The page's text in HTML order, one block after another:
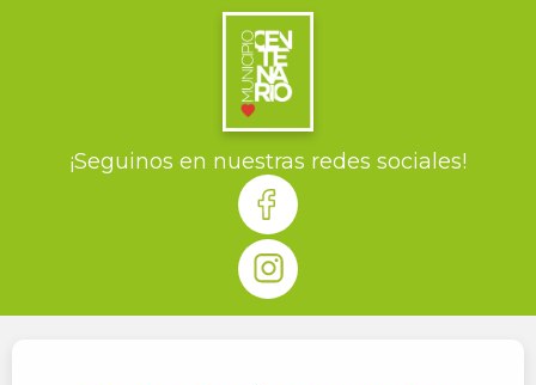
¡Seguinos en nuestras redes sociales!